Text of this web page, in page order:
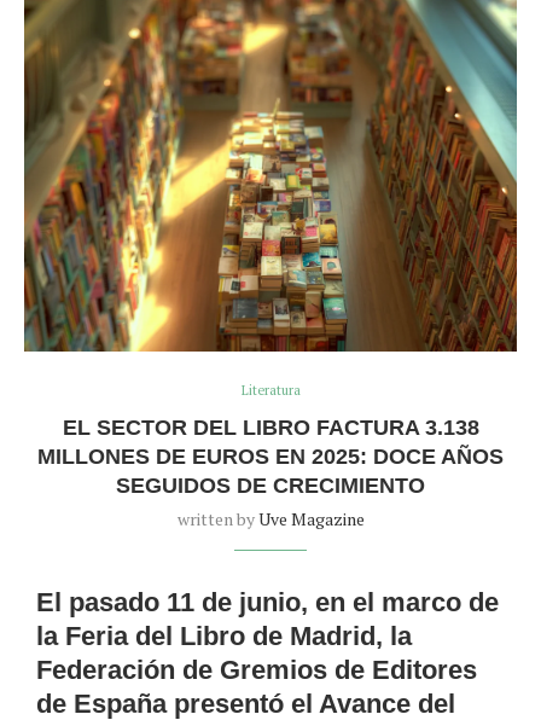
Literatura
EL SECTOR DEL LIBRO FACTURA 3.138
MILLONES DE EUROS EN 2025: DOCE AÑOS
SEGUIDOS DE CRECIMIENTO
written byUve Magazine
El pasado 11 de junio, en el marco de
la Feria del Libro de Madrid, la
Federación de Gremios de Editores
de España presentó el Avance del